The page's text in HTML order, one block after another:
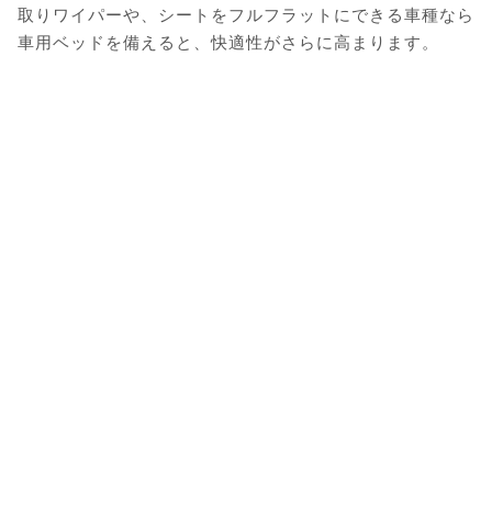
取りワイパーや、シートをフルフラットにできる車種なら
車用ベッドを備えると、快適性がさらに高まります。